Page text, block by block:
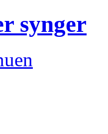
synger